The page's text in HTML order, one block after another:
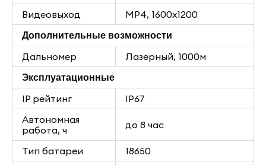
Видеовыход
MP4, 1600x1200
Дополнительные возможности
Дальномер Лазерный, 1000м
Эксплуатационные
IP рейтинг
IP67
Автономная
работа, ч
до 8 час
Тип батареи
18650